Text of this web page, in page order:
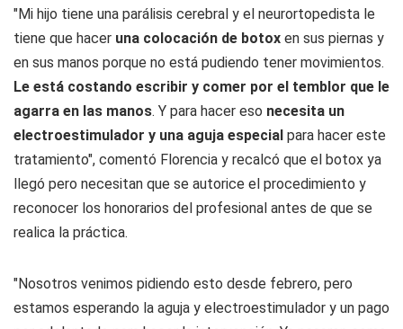
"Mi hijo tiene una parálisis cerebral y el neurortopedista le
tiene que hacer una colocación de botox en sus piernas y
en sus manos porque no está pudiendo tener movimientos.
Le está costando escribir y comer por el temblor que le
agarra en las manos. Y para hacer eso necesita un
electroestimulador y una aguja especial para hacer este
tratamiento", comentó Florencia y recalcó que el botox ya
llegó pero necesitan que se autorice el procedimiento y
reconocer los honorarios del profesional antes de que se
realica la práctica.
"Nosotros venimos pidiendo esto desde febrero, pero
estamos esperando la aguja y electroestimulador y un pago